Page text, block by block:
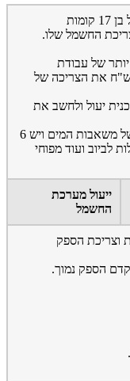
צריכת החשמל שלו.
יותר של עבודת
מפוחים וכו´ להוריד לפחות ל 5000 ש"ח את הצריכה של
יעול ולחשב את
הרי לכל מערכת יש את התזמון שלה כמו למשל משאבות המים ויש 6
6 משאבות טבולות לביוב ועוד מפוחי
ייעול מערכת
החשמל
וצריכת הספק
הספק נמוך.